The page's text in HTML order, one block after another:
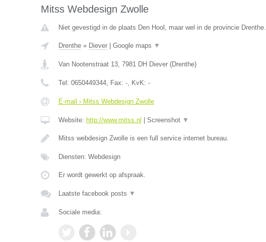
Mitss Webdesign Zwolle
Niet gevestigd in de plaats Den Hool, maar wel in de provincie Drenthe.
Drenthe» Diever| Google maps ▼
Van Nootenstraat 13, 7981 DH Diever(Drenthe)
Tel: 0650449344, Fax: -, KvK: -
E-mail › Mitss Webdesign Zwolle
Website: http://www.mitss.nl Screenshot ▼
Mitss webdesign Zwolle is een full service internet bureau.
Diensten: Webdesign
Er wordt gewerkt op afspraak.
Laatste facebook posts ▼
Sociale media: